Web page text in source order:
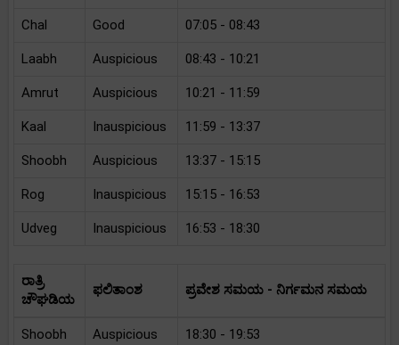
Chal Good 07:05 - 08:43
Laabh Auspicious 08:43 - 10:21
Amrut Auspicious 10:21 - 11:59
Kaal Inauspicious 11:59 - 13:37
Shoobh Auspicious 13:37 - 15:15
Rog Inauspicious 15:15 - 16:53
Udveg Inauspicious 16:53 - 18:30
ರಾತ್ರಿ
ಚೌಘಡಿಯ
ಫಲಿತಾಂಶ ಪ್ರವೇಶ ಸಮಯ - ನಿರ್ಗಮನ ಸಮಯ
Shoobh Auspicious 18:30 - 19:53